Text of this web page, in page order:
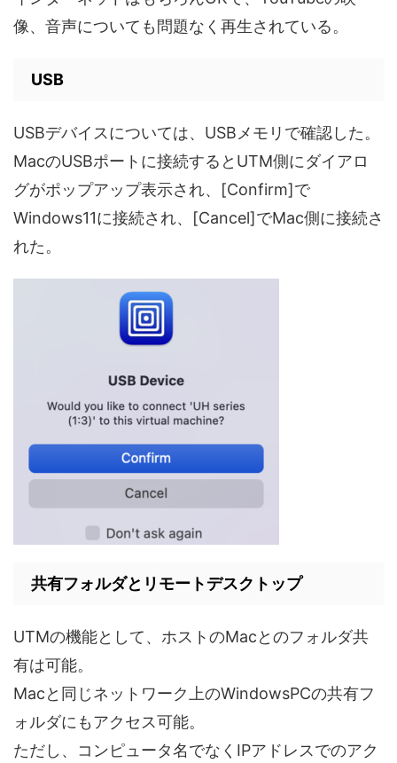
像、音声についても問題なく再生されている。
USB
USBデバイスについては、USBメモリで確認した。
MacのUSBポートに接続するとUTM側にダイアロ
グがポップアップ表示され、[Confirm]で
Windows11に接続され、[Cancel]でMac側に接続さ
れた。
共有フォルダとリモートデスクトップ
UTMの機能として、ホストのMacとのフォルダ共
有は可能。
Macと同じネットワーク上のWindowsPCの共有フ
ォルダにもアクセス可能。
ただし、コンピュータ名でなくIPアドレスでのアク